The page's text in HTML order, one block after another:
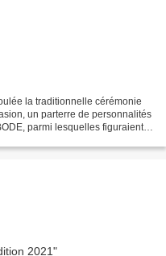
la traditionnelle cérémonie
un parterre de personnalités
parmi lesquelles figuraient :